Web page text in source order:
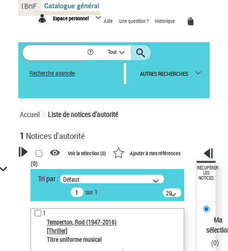
Espace personnel Aide Une question ? Historique
Tout
Recherche avancée AUTRES RECHERCHES
Accueil Liste de notices d’autorité
1 Notices d'autorité
VOTRE RECHERCHE
Recherche avancée dans les
notices d’autorité
Œuvres liées à l'auteur :
Temperton, Rod (1947-2016)
Voir la sélection (0) Ajouter à mes références
(0)
Tri par : Défaut
sur 1
20
résultats/page
1
Temperton, Rod (1947-2016)
[Thriller]
Titre uniforme musical
RÉCUPÉRER
LES
NOTICES
Ma
(0)
Panneau de gestion des cookies